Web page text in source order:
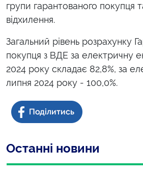
групи гарантованого покупця
відхилення.
Загальний рівень розрахунку
покупця з ВДЕ за електричну
2024 року складає 82,8%, за
липня 2024 року - 100,0%.
Останні новини